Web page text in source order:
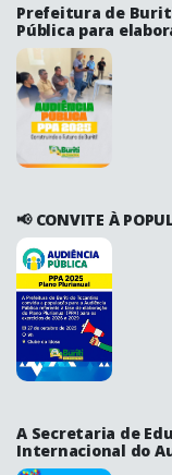
Prefeitura de
Pública para
📢 CONVITE À
A Secretaria de
Internacional do